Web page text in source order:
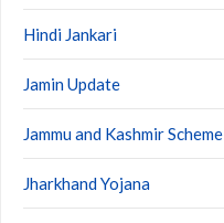
Hindi Jankari
Jamin Update
Jammu and Kashmir Scheme
Jharkhand Yojana